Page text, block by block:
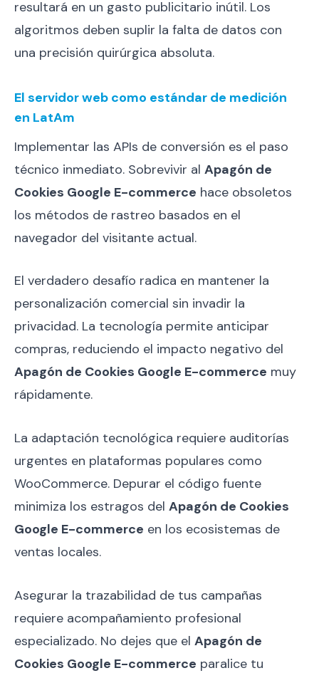
resultará en un gasto publicitario inútil. Los
algoritmos deben suplir la falta de datos con
una precisión quirúrgica absoluta.
El servidor web como estándar de medición
en LatAm
Implementar las APIs de conversión es el paso
técnico inmediato. Sobrevivir al Apagón de
Cookies Google E-commerce hace obsoletos
los métodos de rastreo basados en el
navegador del visitante actual.
El verdadero desafío radica en mantener la
personalización comercial sin invadir la
privacidad. La tecnología permite anticipar
compras, reduciendo el impacto negativo del
Apagón de Cookies Google E-commerce muy
rápidamente.
La adaptación tecnológica requiere auditorías
urgentes en plataformas populares como
WooCommerce. Depurar el código fuente
minimiza los estragos del Apagón de Cookies
Google E-commerce en los ecosistemas de
ventas locales.
Asegurar la trazabilidad de tus campañas
requiere acompañamiento profesional
especializado. No dejes que el Apagón de
Cookies Google E-commerce paralice tu